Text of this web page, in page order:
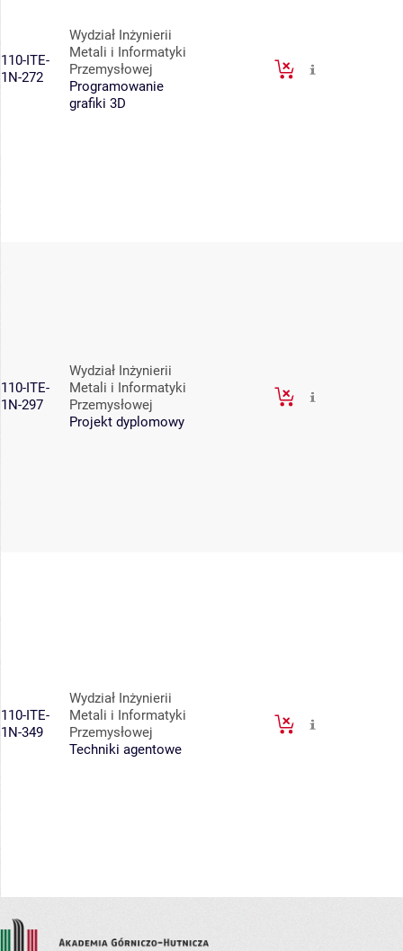
110-ITE-
1N-272
Wydział Inżynierii
Metali i Informatyki
Przemysłowej
Programowanie
grafiki 3D
110-ITE-
1N-297
Wydział Inżynierii
Metali i Informatyki
Przemysłowej
Projekt dyplomowy
110-ITE-
1N-349
Wydział Inżynierii
Metali i Informatyki
Przemysłowej
Techniki agentowe